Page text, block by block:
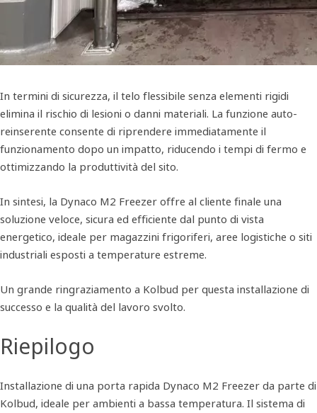
In termini di sicurezza, il telo flessibile senza elementi rigidi
elimina il rischio di lesioni o danni materiali. La funzione auto-
reinserente consente di riprendere immediatamente il
funzionamento dopo un impatto, riducendo i tempi di fermo e
ottimizzando la produttività del sito.
In sintesi, la Dynaco M2 Freezer offre al cliente finale una
soluzione veloce, sicura ed efficiente dal punto di vista
energetico, ideale per magazzini frigoriferi, aree logistiche o siti
industriali esposti a temperature estreme.
Un grande ringraziamento a Kolbud per questa installazione di
successo e la qualità del lavoro svolto.
Riepilogo
Installazione di una porta rapida Dynaco M2 Freezer da parte di
Kolbud, ideale per ambienti a bassa temperatura. Il sistema di